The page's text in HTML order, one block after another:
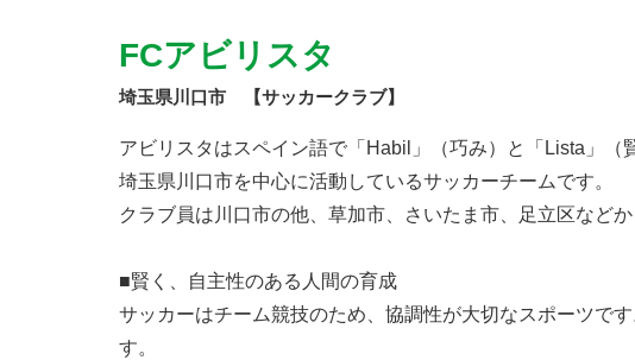
FCアビリスタ
埼玉県川口市 【サッカークラブ】
アビリスタはスペイン語で「Habil」（巧み）と「Lista」（
埼玉県川口市を中心に活動しているサッカーチームです。
クラブ員は川口市の他、草加市、さいたま市、足立区などか
■賢く、自主性のある人間の育成
サッカーはチーム競技のため、協調性が大切なスポーツで
す。